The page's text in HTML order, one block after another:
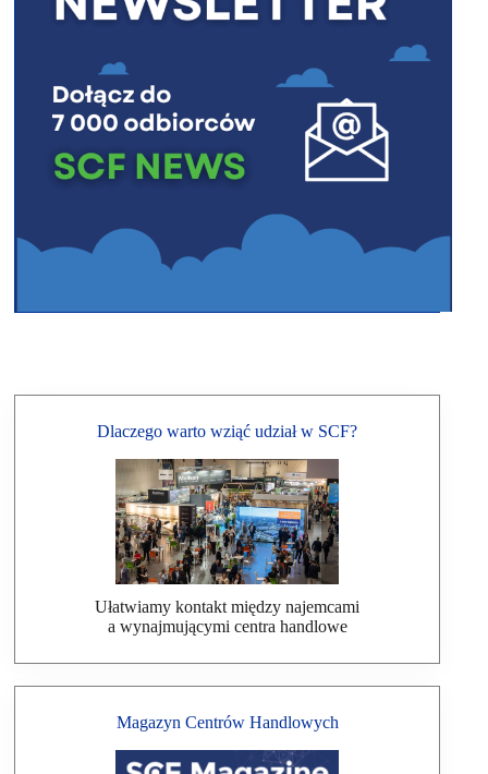
Dlaczego warto wziąć udział w SCF?
Ułatwiamy kontakt między najemcami
a wynajmującymi centra handlowe
Magazyn Centrów Handlowych